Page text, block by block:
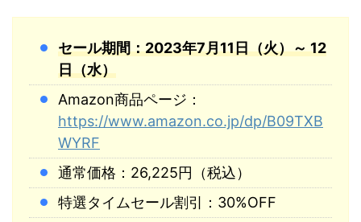
セール期間：2023年7月11日（火）～ 12
日（水）
Amazon商品ページ：
https://www.amazon.co.jp/dp/B09TXB
WYRF
通常価格：26,225円（税込）
特選タイムセール割引：30%OFF